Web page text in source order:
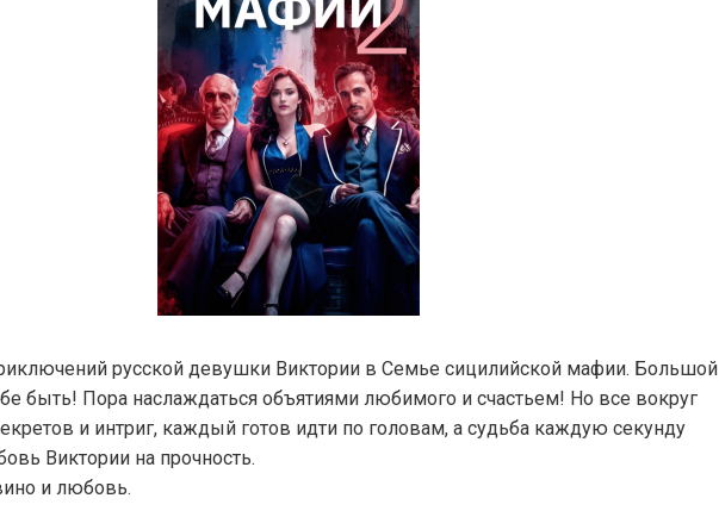
русской девушки Виктории в Семье сицилийской мафии. Большой
быть! Пора наслаждаться объятиями любимого и счастьем! Но все вокруг
и интриг, каждый готов идти по головам, а судьба каждую секунду
Виктории на прочность.
и любовь.